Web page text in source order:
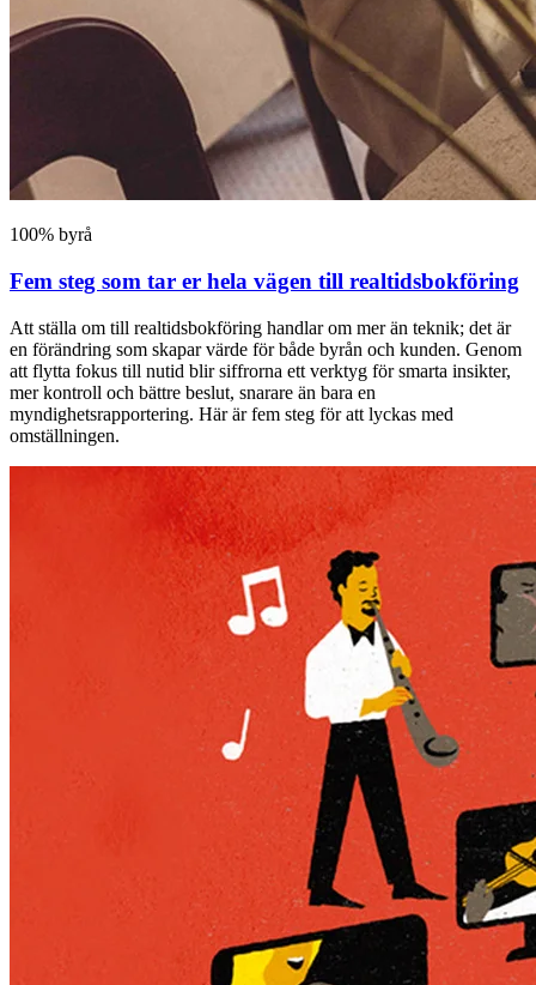
100% byrå
Fem steg som tar er hela vägen till realtidsbokföring
Att ställa om till realtidsbokföring handlar om mer än teknik; det är
en förändring som skapar värde för både byrån och kunden. Genom
att flytta fokus till nutid blir siffrorna ett verktyg för smarta insikter,
mer kontroll och bättre beslut, snarare än bara en
myndighetsrapportering. Här är fem steg för att lyckas med
omställningen.